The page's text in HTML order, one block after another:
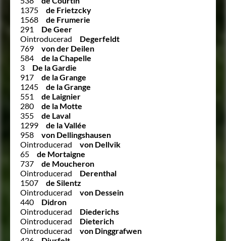
1375
de Frietzcky
1568
de Frumerie
291
De Geer
Ointroducerad
Degerfeldt
769
von der Deilen
584
de la Chapelle
3
De la Gardie
917
de la Grange
1245
de la Grange
551
de Laignier
280
de la Motte
355
de Laval
1299
de la Vallée
958
von Dellingshausen
Ointroducerad
von Dellvik
65
de Mortaigne
737
de Moucheron
Ointroducerad
Derenthal
1507
de Silentz
Ointroducerad
von Dessein
440
Didron
Ointroducerad
Diederichs
Ointroducerad
Dieterich
Ointroducerad
von Dinggrafwen